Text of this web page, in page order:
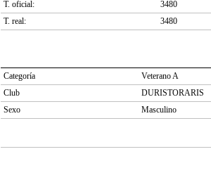
T. oficial:
3480
T. real:
3480
Categoría
Veterano A
Club
DURISTORARIS
Sexo
Masculino